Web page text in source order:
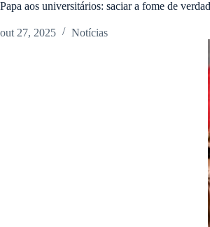
Papa aos universitários: saciar a fome de
out 27, 2025 Notícias